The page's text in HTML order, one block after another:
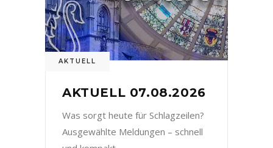
AKTUELL
AKTUELL 07.08.2026
Was sorgt heute für Schlagzeilen?
Ausgewählte Meldungen – schnell